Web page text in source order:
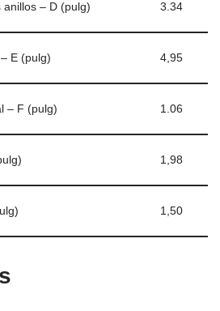
anillos – D (pulg) 3.34
E (pulg) 4,95
– F (pulg) 1.06
1,98
1,50